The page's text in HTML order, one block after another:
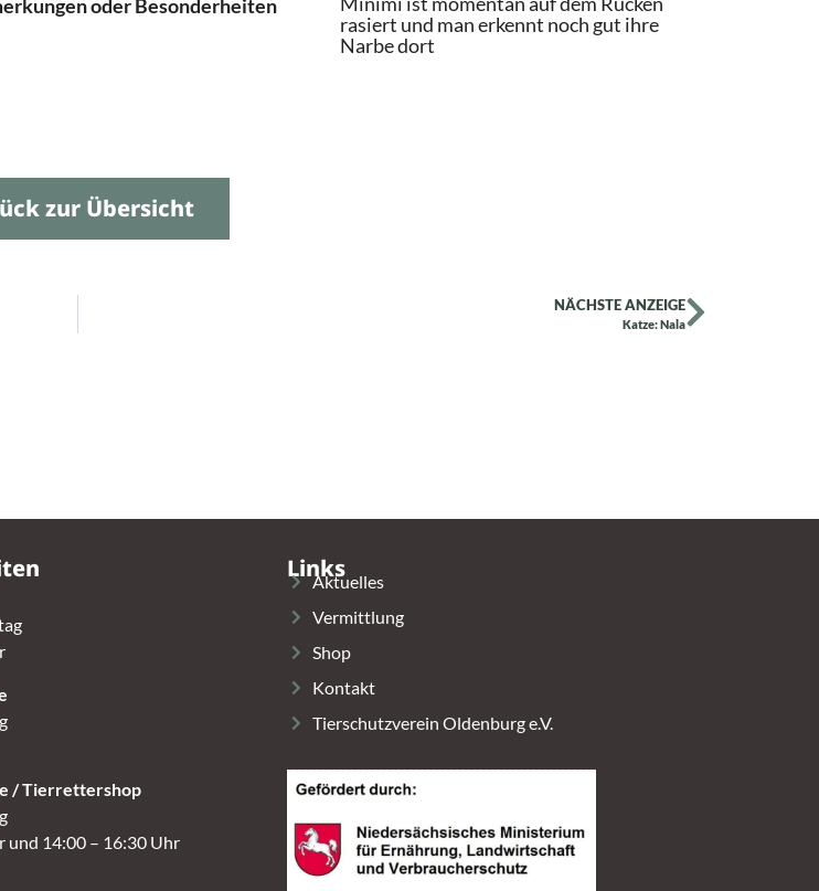
oder Besonderheiten
rasiert und man erkennt noch gut ihre
Narbe dort
zur Übersicht
NÄCHSTE ANZEIGE
Katze: Nala
/ Tierrettershop
und 14:00 – 16:30 Uhr
Links
Aktuelles
Vermittlung
Shop
Kontakt
Tierschutzverein Oldenburg e.V.